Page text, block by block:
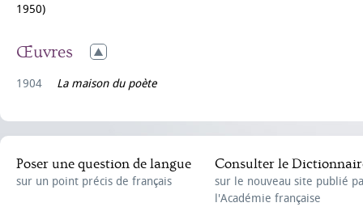
1950)
Œuvres
1904 La maison du poète
Poser une question de langue
sur un point précis de français
Consulter le
sur le nouveau site publié
l'Académie française